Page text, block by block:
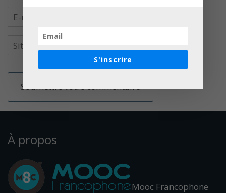
À propos
Mooc Francophone
S'inscrire